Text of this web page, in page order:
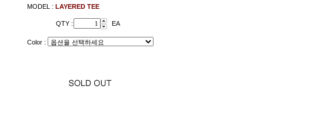
MODEL : LAYERED TEE
QTY : EA
Color :